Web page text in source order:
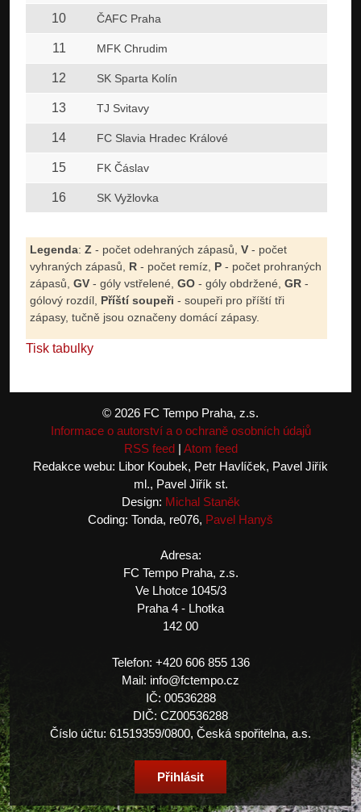
10 ČAFC Praha
11 MFK Chrudim
12 SK Sparta Kolín
13 TJ Svitavy
14 FC Slavia Hradec Králové
15 FK Čáslav
16 SK Vyžlovka
Legenda: Z - počet odehraných zápasů, V - počet
vyhraných zápasů, R - počet remíz, P - počet prohraných
zápasů, GV - góly vstřelené, GO - góly obdržené, GR -
gólový rozdíl, Příští soupeři - soupeři pro příští tři
zápasy, tučně jsou označeny domácí zápasy.
Tisk tabulky
© 2026 FC Tempo Praha, z.s.
Informace o autorství a o ochraně osobních údajů
RSS feed| Atom feed
Redakce webu: Libor Koubek, Petr Havlíček, Pavel Jiřík
ml., Pavel Jiřík st.
Design: Michal Staněk
Coding: Tonda, re076, Pavel Hanyš
Adresa:
FC Tempo Praha, z.s.
Ve Lhotce 1045/3
Praha 4 - Lhotka
142 00
Telefon: +420 606 855 136
Mail: info@fctempo.cz
IČ: 00536288
DIČ: CZ00536288
Číslo účtu: 61519359/0800, Česká spořitelna, a.s.
Přihlásit